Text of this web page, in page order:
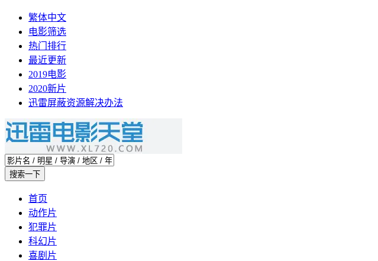
繁体中文
电影筛选
热门排行
最近更新
2019电影
2020新片
迅雷屏蔽资源解决办法
首页
动作片
犯罪片
科幻片
喜剧片